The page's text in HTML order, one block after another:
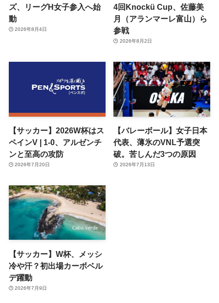
ズ、リーグH女子参入へ始
動
2026年8月4日
4回Knockü Cup、佐藤美
月（アランマーレ富山）ら
参戦
2026年8月2日
【サッカー】2026W杯はス
ペインV | 1-0、アルゼンチ
ンと至高の攻防
2026年7月20日
【バレーボール】女子日本
代表、薄氷のVNL予選突
破。苦しんだ3つの原因
2026年7月13日
【サッカー】W杯、メッシ
冷や汗？初出場カーボベル
デ躍動
2026年7月9日